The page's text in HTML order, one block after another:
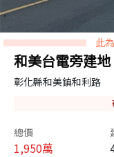
此
和美台電旁建地
彰化縣和美鎮和利路
總價
1,950萬